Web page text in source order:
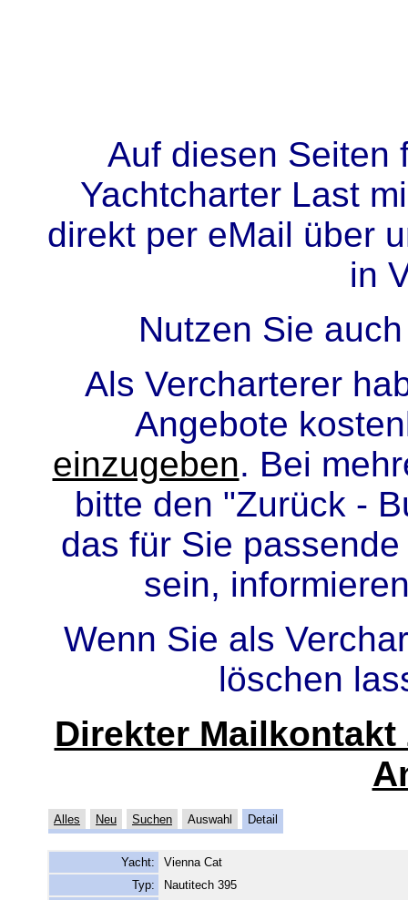
Auf diesen Seiten
Yachtcharter Last
direkt per eMail über
in
Nutzen Sie
Als Vercharterer
Angebote
einzugeben. Bei
bitte den "Zurück -
das für Sie
sein,
Wenn Sie als
löschen
Direkter
Alles Neu Suchen Auswahl Detail
Yacht:
Vienna Cat
Typ:
Nautitech 395